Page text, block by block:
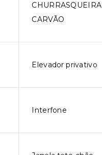
CHURRASQUEIRA
CARVÃO
Elevador privativo
Interfone